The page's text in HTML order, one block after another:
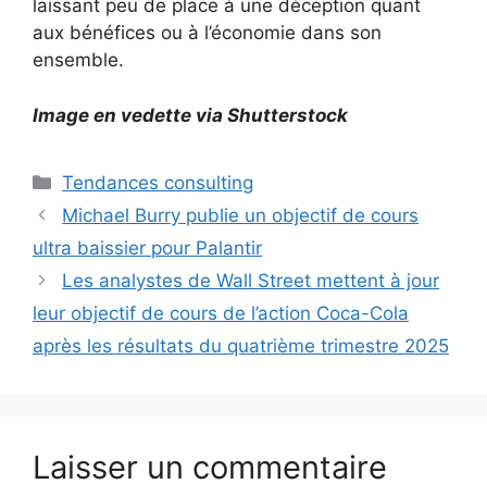
laissant peu de place à une déception quant
aux bénéfices ou à l’économie dans son
ensemble.
Image en vedette via Shutterstock
Catégories
Tendances consulting
Michael Burry publie un objectif de cours
ultra baissier pour Palantir
Les analystes de Wall Street mettent à jour
leur objectif de cours de l’action Coca-Cola
après les résultats du quatrième trimestre 2025
Laisser un commentaire